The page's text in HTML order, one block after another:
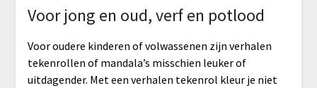
Voor jong en oud, verf en potlood
Voor oudere kinderen of volwassenen zijn verhalen
tekenrollen of mandala’s misschien leuker of
uitdagender. Met een verhalen tekenrol kleur je niet